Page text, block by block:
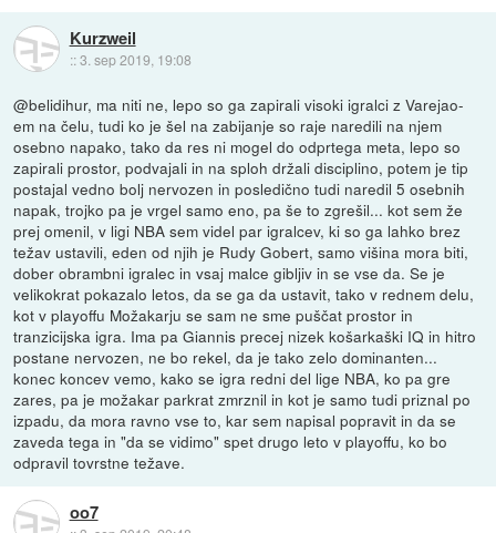
Kurzweil
::3. sep 2019, 19:08
@belidihur, ma niti ne, lepo so ga zapirali visoki igralci z Varejao-
em na čelu, tudi ko je šel na zabijanje so raje naredili na njem
osebno napako, tako da res ni mogel do odprtega meta, lepo so
zapirali prostor, podvajali in na sploh držali disciplino, potem je tip
postajal vedno bolj nervozen in posledično tudi naredil 5 osebnih
napak, trojko pa je vrgel samo eno, pa še to zgrešil... kot sem že
prej omenil, v ligi NBA sem videl par igralcev, ki so ga lahko brez
težav ustavili, eden od njih je Rudy Gobert, samo višina mora biti,
dober obrambni igralec in vsaj malce gibljiv in se vse da. Se je
velikokrat pokazalo letos, da se ga da ustavit, tako v rednem delu,
kot v playoffu Možakarju se sam ne sme puščat prostor in
tranzicijska igra. Ima pa Giannis precej nizek košarkaški IQ in hitro
postane nervozen, ne bo rekel, da je tako zelo dominanten...
konec koncev vemo, kako se igra redni del lige NBA, ko pa gre
zares, pa je možakar parkrat zmrznil in kot je samo tudi priznal po
izpadu, da mora ravno vse to, kar sem napisal popravit in da se
zaveda tega in "da se vidimo" spet drugo leto v playoffu, ko bo
odpravil tovrstne težave.
oo7